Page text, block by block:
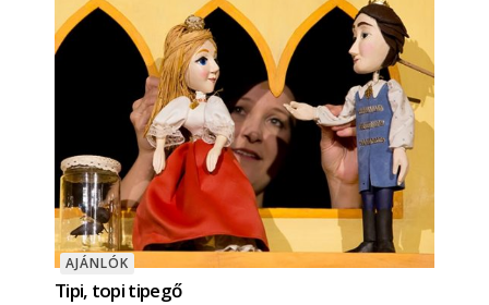
AJÁNLÓK
Tipi, topi tipegő